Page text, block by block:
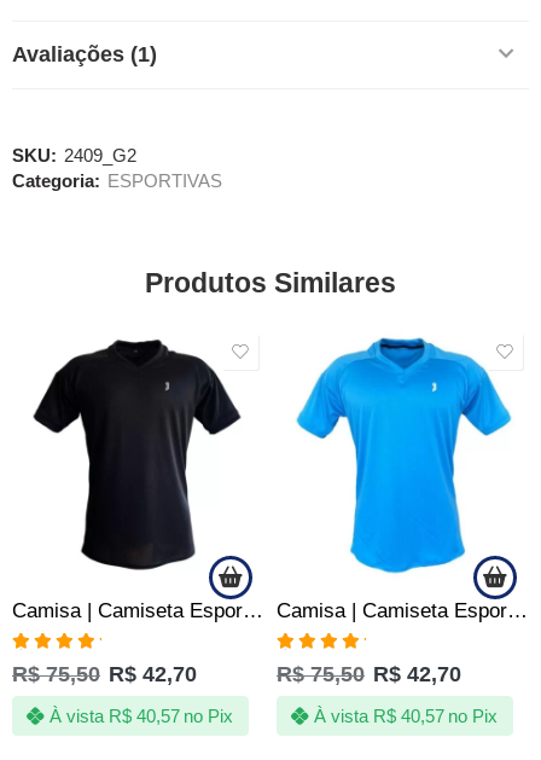
Avaliações (1)
SKU: 2409_G2
Categoria: ESPORTIVAS
Produtos Similares
Camisa | Camiseta Esportiva Fitness Academia SLIM – Jotaz – Masculino – Preto
Avaliação
5.00de 5
R$75,50 R$ 42,70
À vista R$40,57 no Pix
Camisa | Camiseta Esportiva Fitness Academia SLIM – Jotaz – Masculino – Azul
Avaliação
5.00de 5
R$75,50 R$ 42,70
À vista R$40,57 no Pix